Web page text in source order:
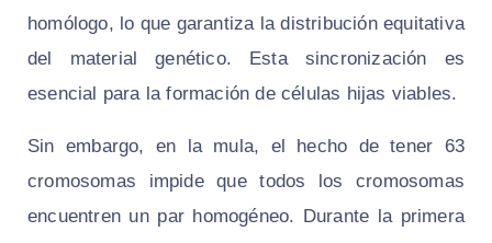
homólogo, lo que garantiza la distribución equitativa
del material genético. Esta sincronización es
esencial para la formación de células hijas viables.
Sin embargo, en la mula, el hecho de tener 63
cromosomas impide que todos los cromosomas
encuentren un par homogéneo. Durante la primera